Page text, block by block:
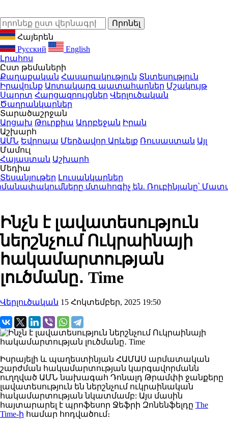
Հայերեն
Русский
English
Լրահոս
Ըստ թեմաների
Քաղաքական Հասարակություն Տնտեսություն
Իրավունք Արտակարգ պատահարներ Մշակույթ
Սպորտ Հարցազրույցներ Վերլուծական
Ծաղրանկարներ
Տարածաշրջան
Արցախ Թուրքիա Ադրբեջան Իրան
Աշխարհ
ԱՄՆ Եվրոպա Մերձավոր Արևելք Ռուսաստան Այլ
Մամուլ
Հայաստան Աշխարհ
Մեդիա
Տեսանյութեր Լուսանկարներ
մտահոգիչ են. Ռուբինյանը՝
Ինչն է լավատեսություն
ներշնչում Ուկրաինայի
հակամարտության
լուծմանը․ Time
Վերլուծական 15 Հոկտեմբեր, 2025 19:50
Իսրայելի և պաղեստինյան ՀԱՄԱՍ արմատական
շարժման հակամարտության կարգավորմանն
ուղղված ԱՄՆ նախագահ Դոնալդ Թրամփի ջանքերը
լավատեսություն են ներշնչում ուկրաինական
հակամարտության նկատմամբ: Այս մասին
հայտարարել է պրոֆեսոր Ջեֆրի Զոնենֆելդը The
Time-ի համար հոդվածում։